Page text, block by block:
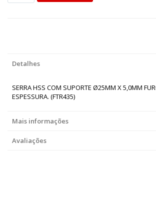
Detalhes
SERRA HSS COM SUPORTE Ø25MM X 5,0MM
ESPESSURA. (FTR435)
Mais informações
Avaliações